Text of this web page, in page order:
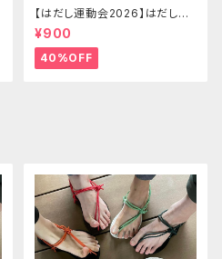
【はだし運動会2026】はだし運
動会 エントリー(大人)【2026.0
9.26(土)】
¥900
40%OFF